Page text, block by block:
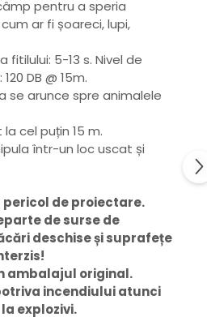
pentru a speria
ar fi șoareci, lupi,
fitilului: 5-13 s. Nivel de
DB @ 15m.
se arunce spre animalele
cel puțin 15 m.
într-un loc uscat și
pericol de proiectare.
de surse de
deschise și suprafețe
ambalajul original.
incendiului atunci
explozivi.